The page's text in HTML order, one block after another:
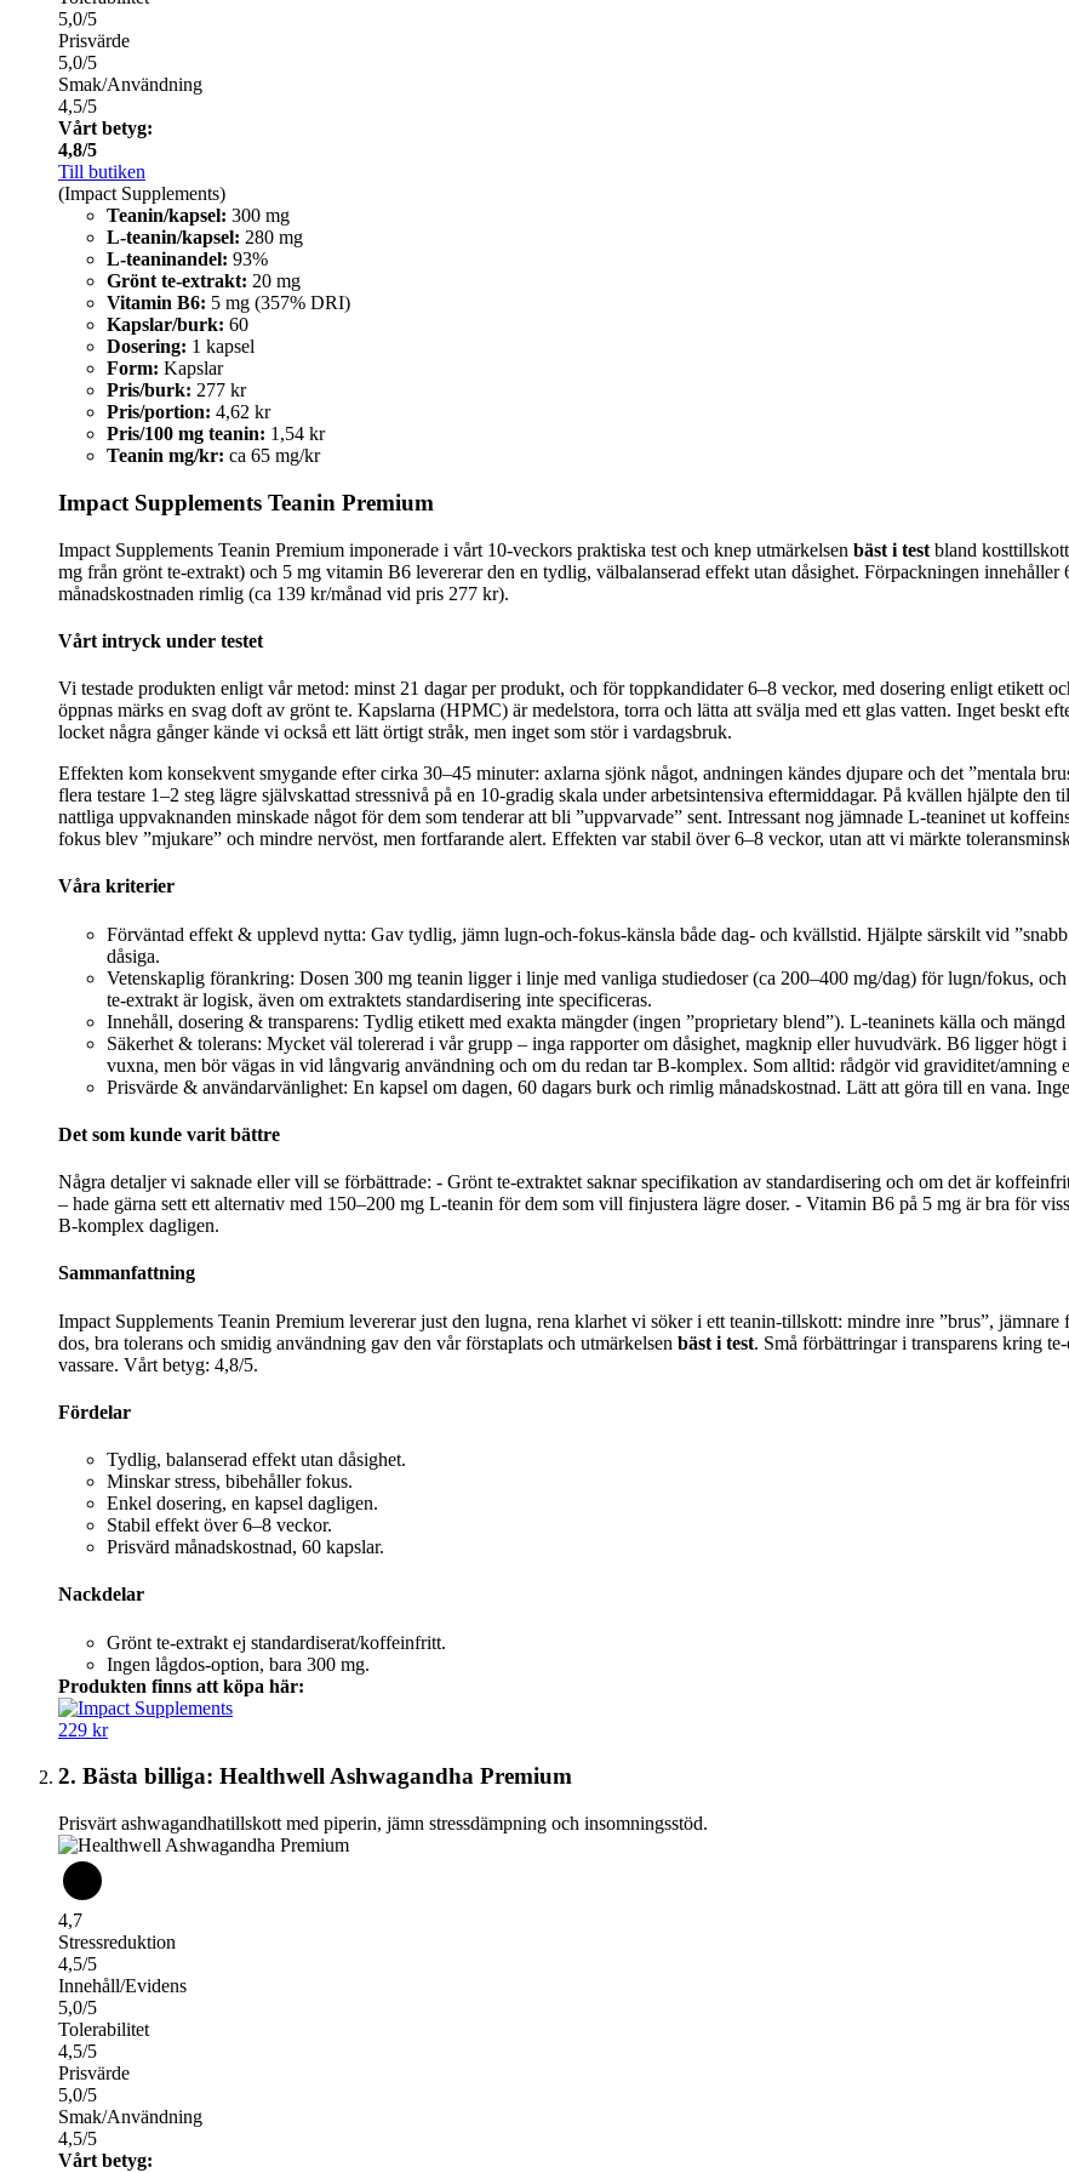
5,0/5
Prisvärde
5,0/5
Smak/Användning
4,5/5
Vårt betyg:
4,8/5
Till butiken
(Impact Supplements)
Teanin/kapsel: 300 mg
L-teanin/kapsel: 280 mg
L-teaninandel: 93%
Grönt te-extrakt: 20 mg
Vitamin B6: 5 mg (357% DRI)
Kapslar/burk: 60
Dosering: 1 kapsel
Form: Kapslar
Pris/burk: 277 kr
Pris/portion: 4,62 kr
Pris/100 mg teanin: 1,54 kr
Teanin mg/kr: ca 65 mg/kr
Impact Supplements Teanin Premium
Impact Supplements Teanin Premium imponerade i vårt 10‑veckors praktiska test och knep utmärkelsen bäst i test bland
mg från grönt te‑extrakt) och 5 mg vitamin B6 levererar den en tydlig, välbalanserad effekt utan dåsighet. Förpackningen
månadskostnaden rimlig (ca 139 kr/månad vid pris 277 kr).
Vårt intryck under testet
Vi testade produkten enligt vår metod: minst 21 dagar per produkt, och för toppkandidater 6–8 veckor, med dosering enligt etikett
öppnas märks en svag doft av grönt te. Kapslarna (HPMC) är medelstora, torra och lätta att svälja med ett glas vatten. Inget beskt
locket några gånger kände vi också ett lätt örtigt stråk, men inget som stör i vardagsbruk.
Effekten kom konsekvent smygande efter cirka 30–45 minuter: axlarna sjönk något, andningen kändes djupare och det ”mentala
flera testare 1–2 steg lägre självskattad stressnivå på en 10‑gradig skala under arbetsintensiva eftermiddagar. På kvällen hjälpte
nattliga uppvaknanden minskade något för dem som tenderar att bli ”uppvarvade” sent. Intressant nog jämnade L‑teaninet ut
fokus blev ”mjukare” och mindre nervöst, men fortfarande alert. Effekten var stabil över 6–8 veckor, utan att vi märkte
Våra kriterier
Förväntad effekt & upplevd nytta: Gav tydlig, jämn lugn‑och‑fokus‑känsla både dag- och kvällstid. Hjälpte särskilt vid
dåsiga.
Vetenskaplig förankring: Dosen 300 mg teanin ligger i linje med vanliga studiedoser (ca 200–400 mg/dag) för lugn/fokus,
te‑extrakt är logisk, även om extraktets standardisering inte specificeras.
Innehåll, dosering & transparens: Tydlig etikett med exakta mängder (ingen ”proprietary blend”). L‑teaninets källa och
Säkerhet & tolerans: Mycket väl tolererad i vår grupp – inga rapporter om dåsighet, magknip eller huvudvärk. B6 ligger
vuxna, men bör vägas in vid långvarig användning och om du redan tar B‑komplex. Som alltid: rådgör vid graviditet/amning
Prisvärde & användarvänlighet: En kapsel om dagen, 60 dagars burk och rimlig månadskostnad. Lätt att göra till en vana.
Det som kunde varit bättre
Några detaljer vi saknade eller vill se förbättrade: - Grönt te‑extraktet saknar specifikation av standardisering och om det är
– hade gärna sett ett alternativ med 150–200 mg L‑teanin för dem som vill finjustera lägre doser. - Vitamin B6 på 5 mg är bra för
B‑komplex dagligen.
Sammanfattning
Impact Supplements Teanin Premium levererar just den lugna, rena klarhet vi söker i ett teanin-tillskott: mindre inre ”brus”,
dos, bra tolerans och smidig användning gav den vår förstaplats och utmärkelsen bäst i test. Små förbättringar i transparens kring
vassare. Vårt betyg: 4,8/5.
Fördelar
Tydlig, balanserad effekt utan dåsighet.
Minskar stress, bibehåller fokus.
Enkel dosering, en kapsel dagligen.
Stabil effekt över 6–8 veckor.
Prisvärd månadskostnad, 60 kapslar.
Nackdelar
Grönt te‑extrakt ej standardiserat/koffeinfritt.
Ingen lågdos‑option, bara 300 mg.
Produkten finns att köpa här:
229 kr
2. Bästa billiga: Healthwell Ashwagandha Premium
Prisvärt ashwagandhatillskott med piperin, jämn stressdämpning och insomningsstöd.
4,7
Stressreduktion
4,5/5
Innehåll/Evidens
5,0/5
Tolerabilitet
4,5/5
Prisvärde
5,0/5
Smak/Användning
4,5/5
Vårt betyg: